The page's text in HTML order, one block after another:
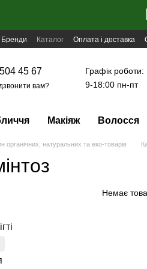
Бренди Каталог Оплата і доставка
45 67
вам?
Графік роботи:
9-18:00 пн-пт
Макіяж Волосся
органічних, натуральних та еко-товарів
Немає